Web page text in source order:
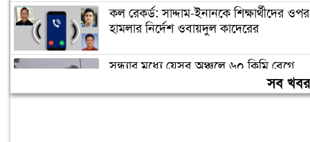
কল রেকর্ড: সাদ্দাম-ইনানকে শিক্ষার্থীদের ওপর
হামলার নির্দেশ ওবায়দুল কাদেরের
সন্ধ্যার মধ্যে যেসব অঞ্চলে ৬০ কিমি বেগে
সব